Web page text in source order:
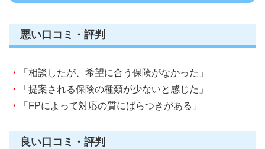
悪い口コミ・評判
・
「相談したが、希望に合う保険がなかった」
・
「提案される保険の種類が少ないと感じた」
・
「FPによって対応の質にばらつきがある」
良い口コミ・評判